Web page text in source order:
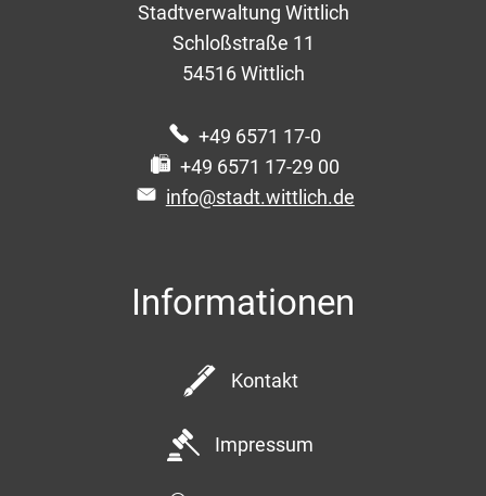
Stadtverwaltung Wittlich
Schloßstraße 11
54516 Wittlich
+49 6571 17-0
+49 6571 17-29 00
info@stadt.wittlich.de
Informationen
Kontakt
Impressum